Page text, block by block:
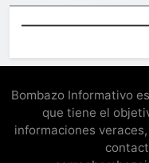
Bombazo Informativo
que tiene el
informaciones